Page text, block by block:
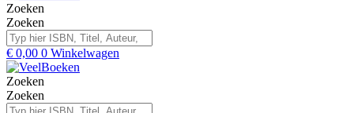
Zoeken
Zoeken
€ 0,00 0 Winkelwagen
Zoeken
Zoeken